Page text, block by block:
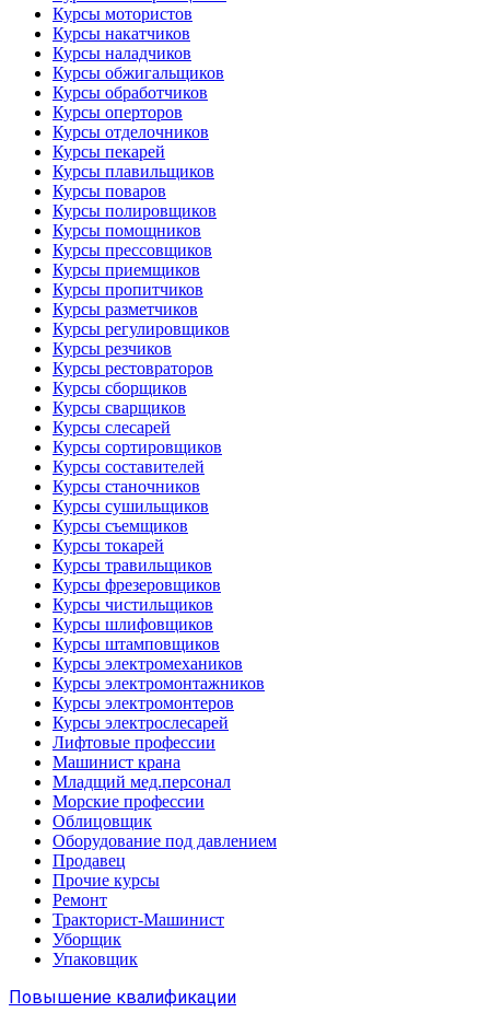
Курсы мотористов
Курсы накатчиков
Курсы наладчиков
Курсы обжигальщиков
Курсы обработчиков
Курсы оперторов
Курсы отделочников
Курсы пекарей
Курсы плавильщиков
Курсы поваров
Курсы полировщиков
Курсы помощников
Курсы прессовщиков
Курсы приемщиков
Курсы пропитчиков
Курсы разметчиков
Курсы регулировщиков
Курсы резчиков
Курсы рестовраторов
Курсы сборщиков
Курсы сварщиков
Курсы слесарей
Курсы сортировщиков
Курсы составителей
Курсы станочников
Курсы сушильщиков
Курсы съемщиков
Курсы токарей
Курсы травильщиков
Курсы фрезеровщиков
Курсы чистильщиков
Курсы шлифовщиков
Курсы штамповщиков
Курсы электромехаников
Курсы электромонтажников
Курсы электромонтеров
Курсы электрослесарей
Лифтовые профессии
Машинист крана
Младщий мед.персонал
Морские профессии
Облицовщик
Оборудование под давлением
Продавец
Прочие курсы
Ремонт
Тракторист-Машинист
Уборщик
Упаковщик
Повышение квалификации